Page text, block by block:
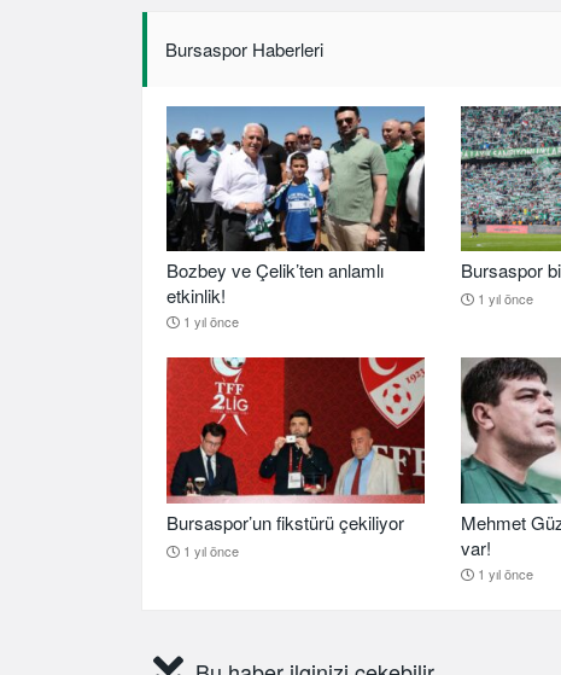
Bursaspor Haberleri
Bozbey ve Çelik’ten anlamlı
etkinlik!
1 yıl önce
Bursaspor
1 yıl önce
Bursaspor’un fikstürü çekiliyor
1 yıl önce
Mehmet
var!
1 yıl önce